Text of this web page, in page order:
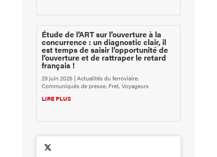
Étude de l’ART sur l’ouverture à la
concurrence : un diagnostic clair, il
est temps de saisir l’opportunité de
l’ouverture et de rattraper le retard
français !
29 juin 2026 |Actualités du ferroviaire,
Communiqués de presse, Fret, Voyageurs
LIRE PLUS